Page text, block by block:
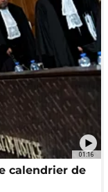
01:16
calendrier de